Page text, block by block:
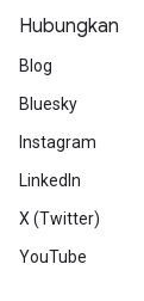
Hubungkan
Blog
Bluesky
Instagram
LinkedIn
X (Twitter)
YouTube